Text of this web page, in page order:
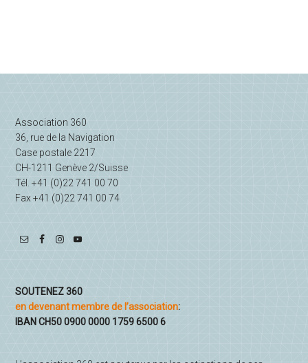
LESBIENNE
Association 360
36, rue de la Navigation
Case postale 2217
CH-1211 Genève 2/Suisse
Tél. +41 (0)22 741 00 70
Fax +41 (0)22 741 00 74
SOUTENEZ 360
en devenant membre de l’association:
IBAN CH50 0900 0000 1759 6500 6